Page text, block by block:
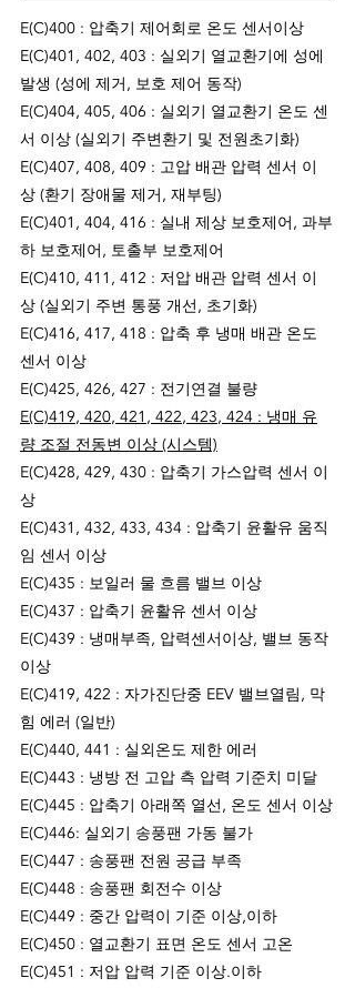
E(C)400 : 압축기 제어회로 온도 센서이상
E(C)401, 402, 403 : 실외기 열교환기에 성에
발생 (성에 제거, 보호 제어 동작)
E(C)404, 405, 406 : 실외기 열교환기 온도 센
서 이상 (실외기 주변환기 및 전원초기화)
E(C)407, 408, 409 : 고압 배관 압력 센서 이
상 (환기 장애물 제거, 재부팅)
E(C)401, 404, 416 : 실내 제상 보호제어, 과부
하 보호제어, 토출부 보호제어
E(C)410, 411, 412 : 저압 배관 압력 센서 이
상 (실외기 주변 통풍 개선, 초기화)
E(C)416, 417, 418 : 압축 후 냉매 배관 온도
센서 이상
E(C)425, 426, 427 : 전기연결 불량
E(C)419, 420, 421, 422, 423, 424 : 냉매 유
량 조절 전동변 이상 (시스템)
E(C)428, 429, 430 : 압축기 가스압력 센서 이
상
E(C)431, 432, 433, 434 : 압축기 윤활유 움직
임 센서 이상
E(C)435 : 보일러 물 흐름 밸브 이상
E(C)437 : 압축기 윤활유 센서 이상
E(C)439 : 냉매부족, 압력센서이상, 밸브 동작
이상
E(C)419, 422 : 자가진단중 EEV 밸브열림, 막
힘 에러 (일반)
E(C)440, 441 : 실외온도 제한 에러
E(C)443 : 냉방 전 고압 측 압력 기준치 미달
E(C)445 : 압축기 아래쪽 열선, 온도 센서 이상
E(C)446: 실외기 송풍팬 가동 불가
E(C)447 : 송풍팬 전원 공급 부족
E(C)448 : 송풍팬 회전수 이상
E(C)449 : 중간 압력이 기준 이상,이하
E(C)450 : 열교환기 표면 온도 센서 고온
E(C)451 : 저압 압력 기준 이상.이하